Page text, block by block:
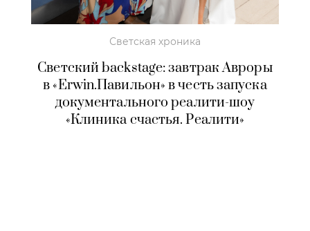
Светская хроника
Светский backstage: завтрак Авроры
в «Erwin.Павильон» в честь запуска
документального реалити-шоу
«Клиника счастья. Реалити»